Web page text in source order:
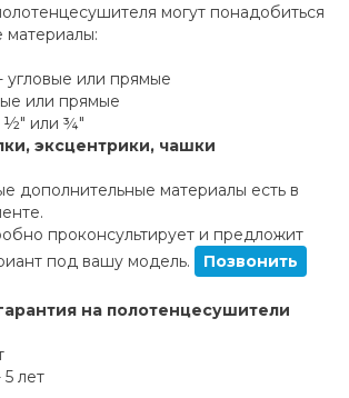
могут понадобиться
материалы:
угловые или прямые
или прямые
½" или ¾"
эксцентрики, чашки
дополнительные материалы есть в
проконсультирует и предложит
под вашу модель.
Позвонить
на полотенцесушители
лет